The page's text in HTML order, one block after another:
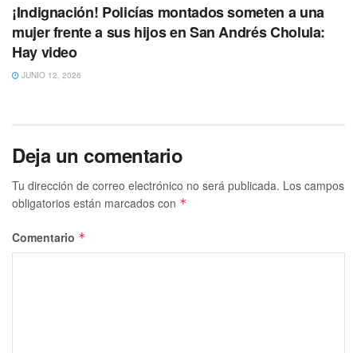
¡Indignación! Policías montados someten a una
mujer frente a sus hijos en San Andrés Cholula:
Hay video
JUNIO 12, 2026
Deja un comentario
Tu dirección de correo electrónico no será publicada. Los campos
obligatorios están marcados con *
Comentario *